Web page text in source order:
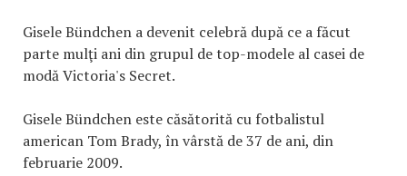
Gisele Bündchen a devenit celebră după ce a făcut
parte mulţi ani din grupul de top-modele al casei de
modă Victoria's Secret.
Gisele Bündchen este căsătorită cu fotbalistul
american Tom Brady, în vârstă de 37 de ani, din
februarie 2009.